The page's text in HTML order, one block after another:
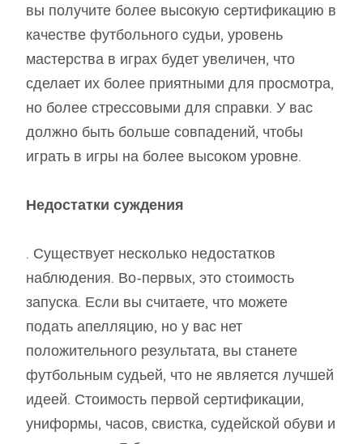
вы получите более высокую сертификацию в
качестве футбольного судьи, уровень
мастерства в играх будет увеличен, что
сделает их более приятными для просмотра,
но более стрессовыми для справки. У вас
должно быть больше совпадений, чтобы
играть в игры на более высоком уровне.
Недостатки суждения
. Существует несколько недостатков
наблюдения. Во-первых, это стоимость
запуска. Если вы считаете, что можете
подать апелляцию, но у вас нет
положительного результата, вы станете
футбольным судьей, что не является лучшей
идеей. Стоимость первой сертификации,
униформы, часов, свистка, судейской обуви и